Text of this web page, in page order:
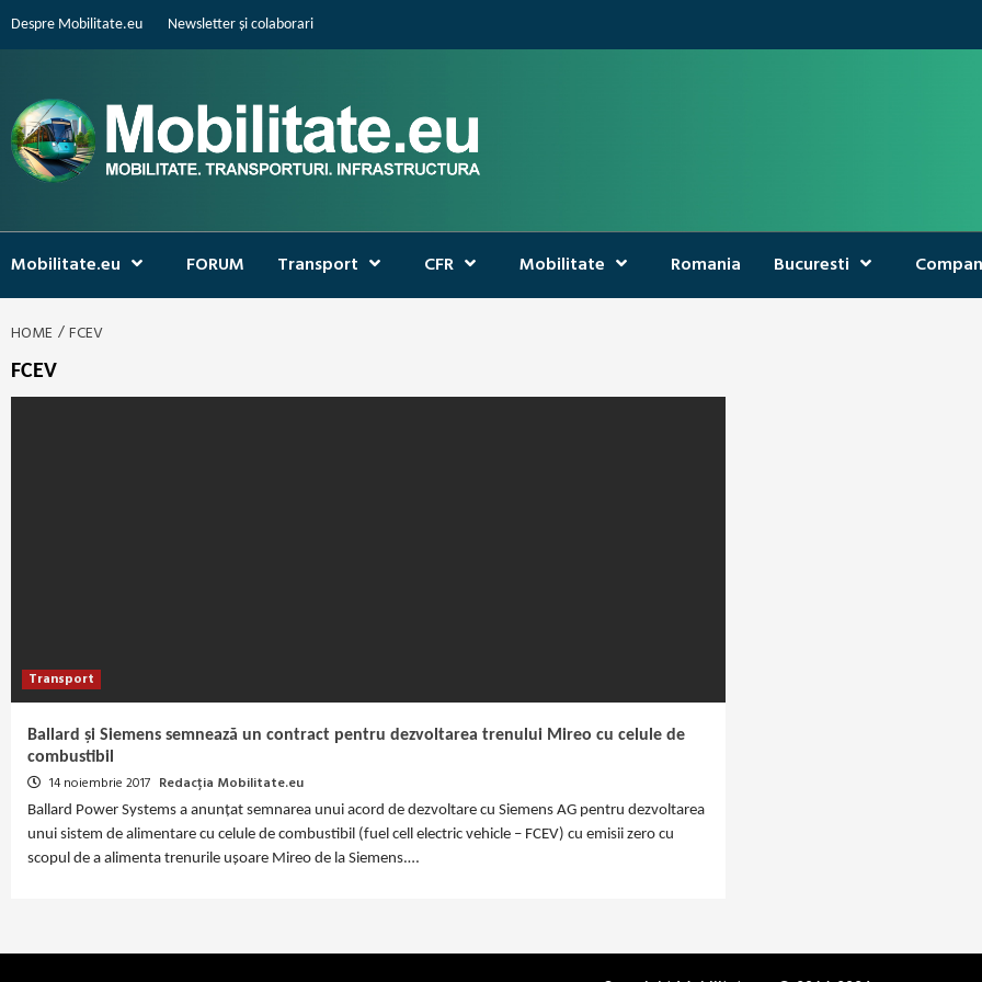
Despre Mobilitate.eu Newsletter și colaborari
Mobilitate.eu FORUM Transport CFR Mobilitate Romania Bucuresti
HOME FCEV
FCEV
Transport
Ballard și Siemens semnează un contract pentru dezvoltarea trenului Mireo cu celule de
combustibil
14 noiembrie 2017 Redacția Mobilitate.eu
Ballard Power Systems a anunțat semnarea unui acord de dezvoltare cu Siemens AG pentru dezvoltarea
unui sistem de alimentare cu celule de combustibil (fuel cell electric vehicle – FCEV) cu emisii zero cu
scopul de a alimenta trenurile ușoare Mireo de la Siemens.…